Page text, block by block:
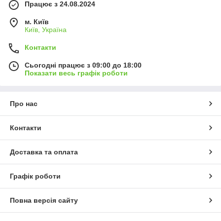
Працює з 24.08.2024
м. Київ
Київ, Україна
Контакти
Сьогодні працює з 09:00 до 18:00
Показати весь графік роботи
Про нас
Контакти
Доставка та оплата
Графік роботи
Повна версія сайту